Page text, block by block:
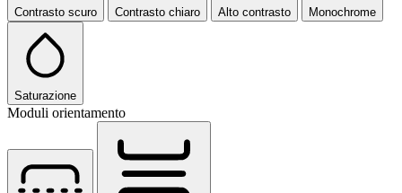
Contrasto scuro Contrasto chiaro Alto contrasto Monochrome
Saturazione
Moduli orientamento